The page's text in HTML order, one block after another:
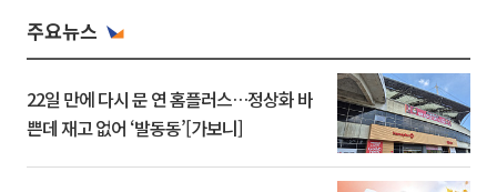
주요뉴스
22일 만에 다시 문 연 홈플러스…정상화 바
쁜데 재고 없어 ‘발동동’[가보니]